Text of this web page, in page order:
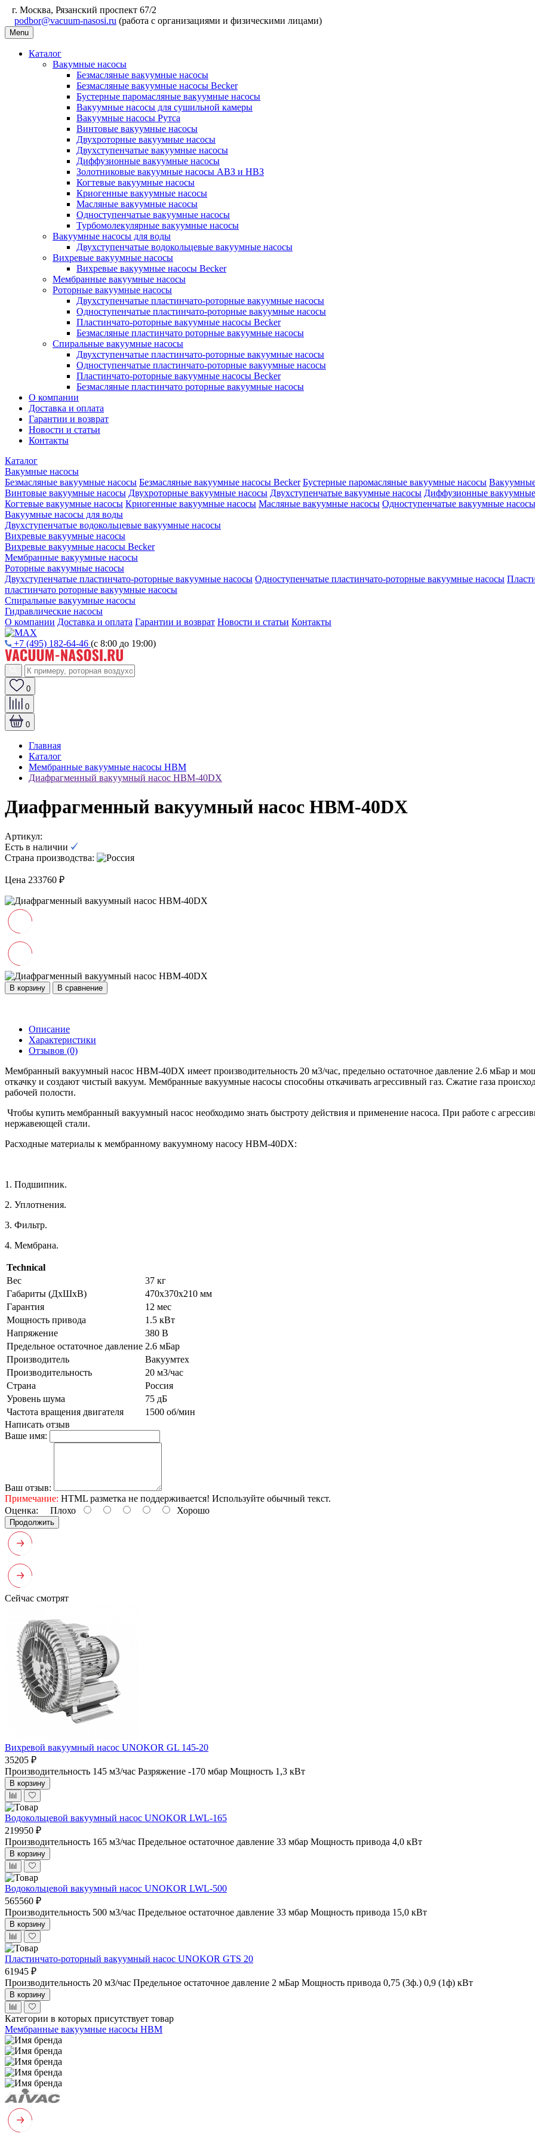
г. Москва, Рязанский проспект 67/2
podbor@vacuum-nasosi.ru (работа с организациями и физическими лицами)
Menu
Каталог
Вакумные насосы
Безмасляные вакуумные насосы
Безмасляные вакуумные насосы Becker
Бустерные паромасляные вакуумные насосы
Вакуумные насосы для сушильной камеры
Вакуумные насосы Рутса
Винтовые вакуумные насосы
Двухроторные вакуумные насосы
Двухступенчатые вакуумные насосы
Диффузионные вакуумные насосы
Золотниковые вакуумные насосы АВЗ и НВЗ
Когтевые вакуумные насосы
Криогенные вакуумные насосы
Масляные вакуумные насосы
Одноступенчатые вакуумные насосы
Турбомолекулярные вакуумные насосы
Вакуумные насосы для воды
Двухступенчатые водокольцевые вакуумные насосы
Вихревые вакуумные насосы
Вихревые вакуумные насосы Becker
Мембранные вакуумные насосы
Роторные вакуумные насосы
Двухступенчатые пластинчато-роторные вакуумные насосы
Одноступенчатые пластинчато-роторные вакуумные насосы
Пластинчато-роторные вакуумные насосы Becker
Безмасляные пластинчато роторные вакуумные насосы
Спиральные вакуумные насосы
Двухступенчатые пластинчато-роторные вакуумные насосы
Одноступенчатые пластинчато-роторные вакуумные насосы
Пластинчато-роторные вакуумные насосы Becker
Безмасляные пластинчато роторные вакуумные насосы
О компании
Доставка и оплата
Гарантии и возврат
Новости и статьи
Контакты
Каталог
Вакумные насосы
Безмасляные вакуумные насосы Безмасляные вакуумные насосы Becker Бустерные паромасляные вакуумные насосы
Винтовые вакуумные насосы Двухроторные вакуумные насосы Двухступенчатые вакуумные насосы Диффузионные
Когтевые вакуумные насосы Криогенные вакуумные насосы Масляные вакуумные насосы Одноступенчатые вакуумные насосы
Вакуумные насосы для воды
Двухступенчатые водокольцевые вакуумные насосы
Вихревые вакуумные насосы
Вихревые вакуумные насосы Becker
Мембранные вакуумные насосы
Роторные вакуумные насосы
Двухступенчатые пластинчато-роторные вакуумные насосы Одноступенчатые пластинчато-роторные вакуумные насосы
пластинчато роторные вакуумные насосы
Спиральные вакуумные насосы
Гидравлические насосы
О компании Доставка и оплата Гарантии и возврат Новости и статьи Контакты
+7 (495) 182-64-46 (с 8:00 до 19:00)
0
0
0
Главная
Каталог
Мембранные вакуумные насосы НВМ
Диафрагменный вакуумный насос НВМ-40DХ
Диафрагменный вакуумный насос НВМ-40DХ
Артикул:
Есть в наличии
Страна производства:
Цена 233760 ₽
В корзину В сравнение
Описание
Характеристики
Отзывов (0)
Мембранный вакуумный насос НВМ-40DХ имеет производительность 20 м3/час, предельно остаточное давление 2.6 мБар и
откачку и создают чистый вакуум. Мембранные вакуумные насосы способны откачивать агрессивный газ. Сжатие газа
рабочей полости.
Чтобы купить мембранный вакуумный насос необходимо знать быстроту действия и применение насоса. При работе с
нержавеющей стали.
Расходные материалы к мембранному вакуумному насосу НВМ-40DХ:
1. Подшипник.
2. Уплотнения.
3. Фильтр.
4. Мембрана.
Technical
Вес
37 кг
Габариты (ДхШхВ)
470x370x210 мм
Гарантия
12 мес
Мощность привода
1.5 кВт
Напряжение
380 В
Предельное остаточное давление 2.6 мБар
Производитель
Вакуумтех
Производительность
20 м3/час
Страна
Россия
Уровень шума
75 дБ
Частота вращения двигателя
1500 об/мин
Написать отзыв
Ваше имя:
Ваш отзыв:
Примечание: HTML разметка не поддерживается! Используйте обычный текст.
Оценка: Плохо Хорошо
Продолжить
Сейчас смотрят
Вихревой вакуумный насос UNOKOR GL 145-20
35205 ₽
Производительность 145 м3/час Разряжение -170 мбар Мощность 1,3 кВт
В корзину
Водокольцевой вакуумный насос UNOKOR LWL-165
219950 ₽
Производительность 165 м3/час Предельное остаточное давление 33 мбар Мощность привода 4,0 кВт
В корзину
Водокольцевой вакуумный насос UNOKOR LWL-500
565560 ₽
Производительность 500 м3/час Предельное остаточное давление 33 мбар Мощность привода 15,0 кВт
В корзину
Пластинчато-роторный вакуумный насос UNOKOR GTS 20
61945 ₽
Производительность 20 м3/час Предельное остаточное давление 2 мБар Мощность привода 0,75 (3ф.) 0,9 (1ф) кВт
В корзину
Категории в которых присутствует товар
Мембранные вакуумные насосы НВМ